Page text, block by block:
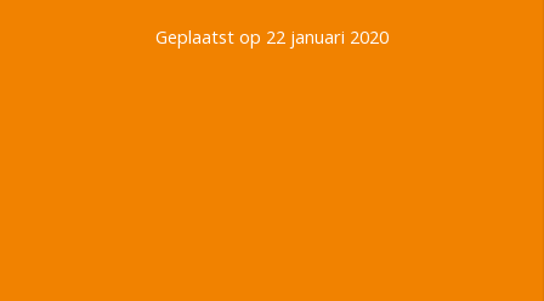
Geplaatst op 22 januari 2020